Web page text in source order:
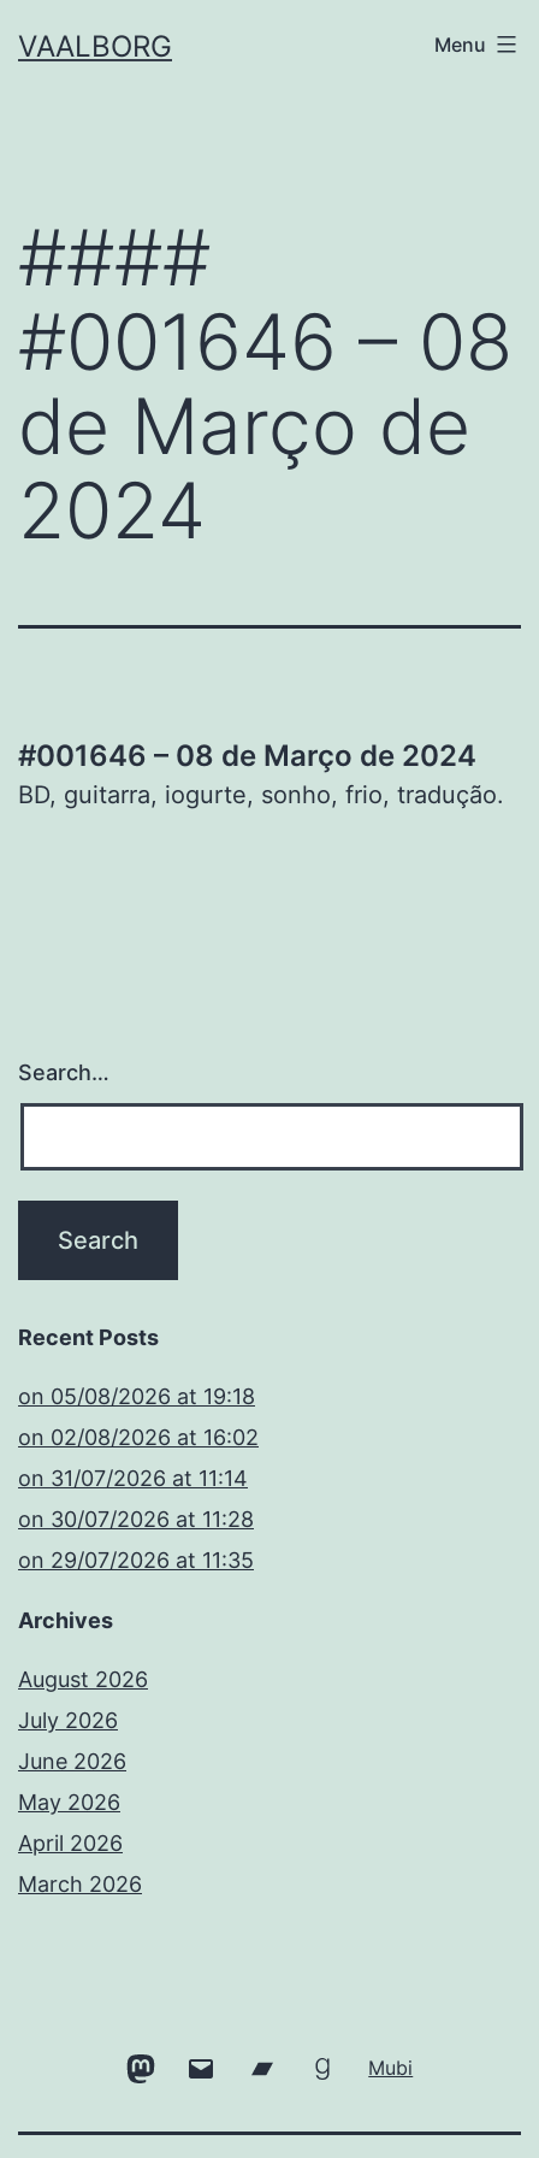
toVAALBORG Menu
####
#001646 – 08
de Março de
2024
#001646 – 08 de Março de 2024
BD, guitarra, iogurte, sonho, frio, tradução.
Search…
Recent Posts
​on 05/08/2026 at 19:18
​on 02/08/2026 at 16:02
​on 31/07/2026 at 11:14
​on 30/07/2026 at 11:28
​on 29/07/2026 at 11:35
Archives
August 2026
July 2026
June 2026
May 2026
April 2026
March 2026
MastodonEmail BandcampGoodreads
Mubi